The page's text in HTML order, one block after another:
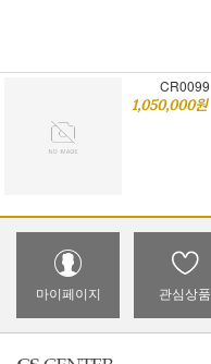
CR0099
1,050,000원
마이페이지 관심상품